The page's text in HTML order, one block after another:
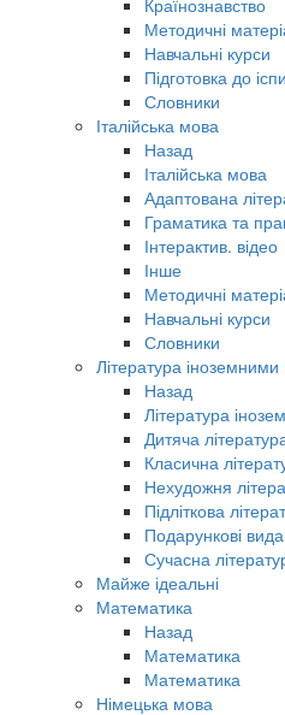
Країнознавство
Методичні
Навчальні курси
Підготовка до
Словники
Італійська мова
Назад
Італійська мова
Адаптована
Граматика та
Інтерактив. відео
Інше
Методичні
Навчальні курси
Словники
Література
Назад
Література
Дитяча
Класична
Нехудожня
Підліткова
Подарункові
Сучасна
Майже ідеальні
Математика
Назад
Математика
Математика
Німецька мова